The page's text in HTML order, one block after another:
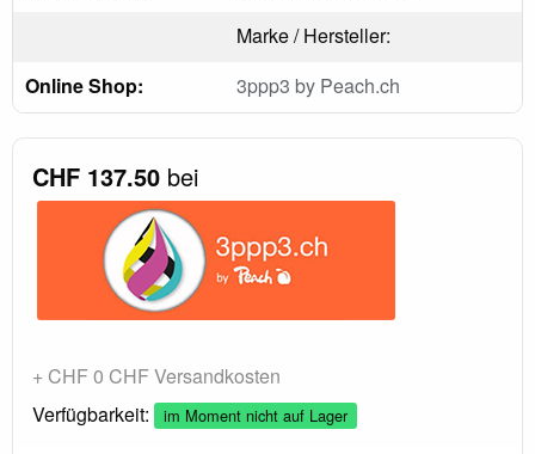
Marke / Hersteller:
Online Shop:
3ppp3 by Peach.ch
CHF 137.50 bei
+ CHF 0 CHF Versandkosten
Verfügbarkeit:
im Moment nicht auf Lager